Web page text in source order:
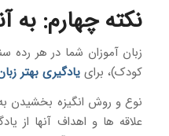
نکته چهارم: به
زبان آموزان شما در هر رده
کودک)، برای یادگیری بهتر
نوع و روش انگیزه بخشیدن
علاقه ها و اهداف آنها از